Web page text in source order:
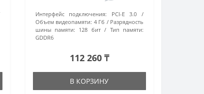
Интерфейс подключения:
PCI-E 3.0
Объем видеопамяти: 4 Гб
Разрядность
шины памяти: 128 бит
Тип памяти:
GDDR6
112 260 ₸
В КОРЗИНУ